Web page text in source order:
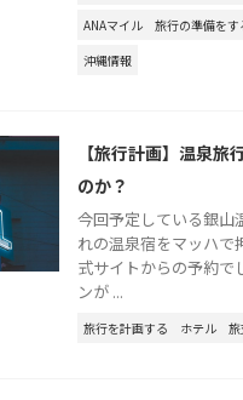
ANAマイル
旅行の準備をす
沖縄情報
【旅行計画】温泉
のか？
今回予定している銀山
れの温泉宿をマッハで
式サイトからの予約で
ンが ...
旅行を計画する ホテル